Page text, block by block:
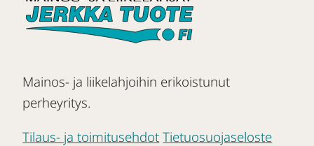
Mainos- ja liikelahjoihin erikoistunut
perheyritys.
Tilaus- ja toimitusehdot Tietuosuojaseloste